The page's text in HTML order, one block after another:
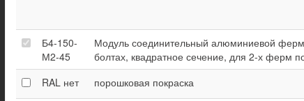
Б4-150-
М2-45
Модуль соединительный алюминиевой
болтах, квадратное сечение, для 2-х ферм
RAL нет порошковая покраска